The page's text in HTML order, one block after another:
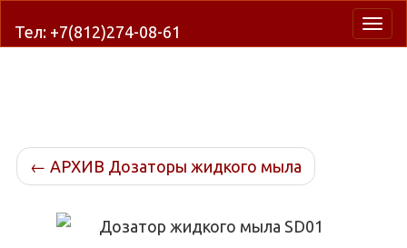
Тел: +7(812)274-08-61
← АРХИВ Дозаторы жидкого мыла